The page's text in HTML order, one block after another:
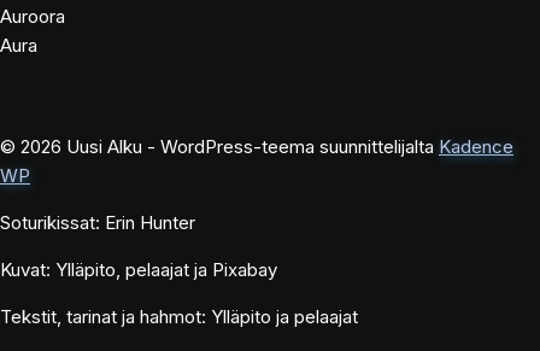
Auroora
Aura
© 2026 Uusi Alku - WordPress-teema suunnittelijalta Kadence
WP
Soturikissat: Erin Hunter
Kuvat: Ylläpito, pelaajat ja Pixabay
Tekstit, tarinat ja hahmot: Ylläpito ja pelaajat